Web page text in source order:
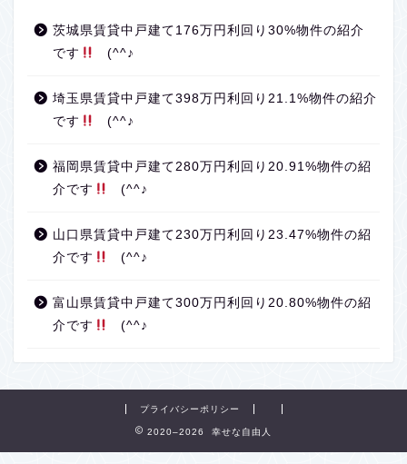
茨城県賃貸中戸建て176万円利回り30%物件の紹介
です
(^^♪
埼玉県賃貸中戸建て398万円利回り21.1%物件の紹介
です
(^^♪
福岡県賃貸中戸建て280万円利回り20.91%物件の紹
介です
(^^♪
山口県賃貸中戸建て230万円利回り23.47%物件の紹
介です
(^^♪
富山県賃貸中戸建て300万円利回り20.80%物件の紹
介です
(^^♪
プライバシーポリシー
2020–2026 幸せな自由人